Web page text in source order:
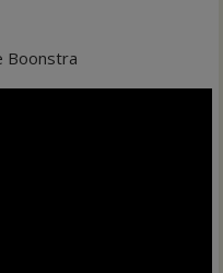
Boonstra